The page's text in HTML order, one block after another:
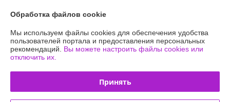
Доставка и оплата
График работы
Обработка файлов cookie
Мы используем файлы cookies для обеспечения удобства
пользователей портала и предоставления персональных
рекомендаций. Вы можете настроить файлы cookies или
отключить их.
Принять